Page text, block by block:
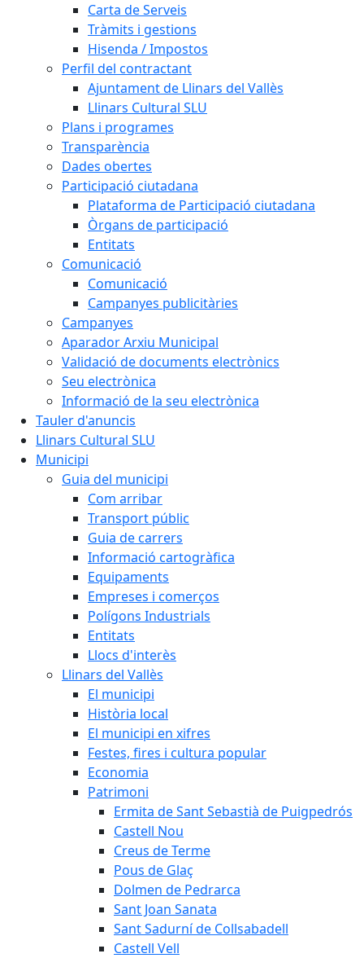
Carta de Serveis
Tràmits i gestions
Hisenda / Impostos
Perfil del contractant
Ajuntament de Llinars del Vallès
Llinars Cultural SLU
Plans i programes
Transparència
Dades obertes
Participació ciutadana
Plataforma de Participació ciutadana
Òrgans de participació
Entitats
Comunicació
Comunicació
Campanyes publicitàries
Campanyes
Aparador Arxiu Municipal
Validació de documents electrònics
Seu electrònica
Informació de la seu electrònica
Tauler d'anuncis
Llinars Cultural SLU
Municipi
Guia del municipi
Com arribar
Transport públic
Guia de carrers
Informació cartogràfica
Equipaments
Empreses i comerços
Polígons Industrials
Entitats
Llocs d'interès
Llinars del Vallès
El municipi
Història local
El municipi en xifres
Festes, fires i cultura popular
Economia
Patrimoni
Ermita de Sant Sebastià de Puigpedrós
Castell Nou
Creus de Terme
Pous de Glaç
Dolmen de Pedrarca
Sant Joan Sanata
Sant Sadurní de Collsabadell
Castell Vell